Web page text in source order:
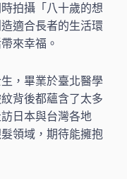
拍攝「八十歲的想
適合長者的生活環
來幸福。
，畢業於臺北醫學
背後都蘊含了太多
日本與台灣各地
領域，期待能擁抱